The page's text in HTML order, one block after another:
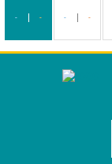
- - - -